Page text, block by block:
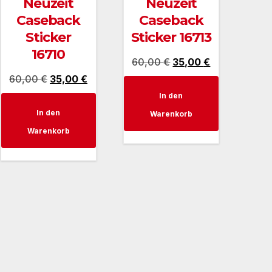
Neuzeit
Caseback
Sticker
16710
60,00€ Ursprünglicher
Preis
war:
60,00 €
35,00€ Aktueller
Preis
35,00 €.
In den
Warenkorb
Neuzeit
Caseback
Sticker 16713
60,00€ Ursprünglicher
Preis
war:
60,00 €
35,00€
Preis
In den
Warenkorb